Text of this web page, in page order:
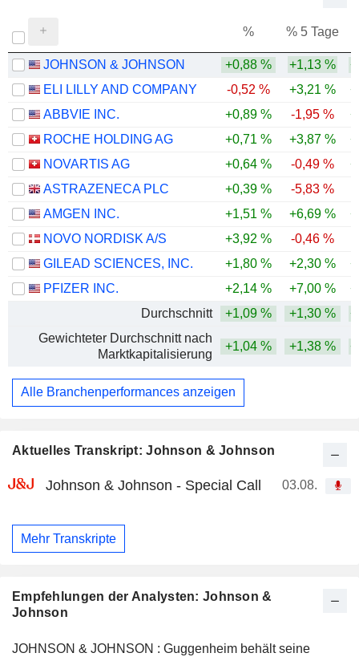
Aktuelles Transkript: Johnson & Johnson
Johnson & Johnson - Special Call 03.08.
Mehr Transkripte
Empfehlungen der Analysten: Johnson &
Johnson
JOHNSON & JOHNSON : Guggenheim behält seine
% % 5 Tage
JOHNSON & JOHNSON +0,88 % +1,13 %
ELI LILLY AND COMPANY
-0,52 % +3,21 %
ABBVIE INC.
+0,89 % -1,95 %
ROCHE HOLDING AG
+0,71 % +3,87 %
NOVARTIS AG
+0,64 % -0,49 %
ASTRAZENECA PLC
+0,39 % -5,83 %
AMGEN INC.
+1,51 % +6,69 %
NOVO NORDISK A/S
+3,92 % -0,46 %
GILEAD SCIENCES, INC.
+1,80 % +2,30 %
PFIZER INC.
+2,14 % +7,00 %
Durchschnitt
+1,09 % +1,30 %
Gewichteter Durchschnitt nach
Marktkapitalisierung
+1,04 % +1,38 %
Alle Branchenperformances anzeigen